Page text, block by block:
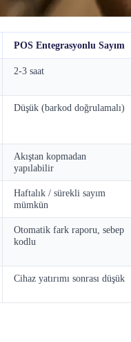
POS Entegrasyonlu Sayım
2-3 saat
Düşük (barkod doğrulamalı)
Akıştan kopmadan
yapılabilir
Haftalık / sürekli sayım
mümkün
Otomatik fark raporu, sebep
kodlu
Cihaz yatırımı sonrası düşük